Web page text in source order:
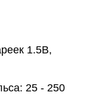
1.5В,
25 - 250